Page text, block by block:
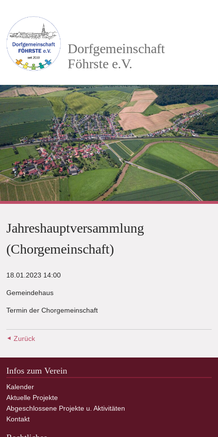
Dorfgemeinschaft
Föhrste e.V.
Jahreshauptversammlung
(Chorgemeinschaft)
18.01.2023 14:00
Gemeindehaus
Termin der Chorgemeinschaft
Zurück
Infos zum Verein
Kalender
Aktuelle Projekte
Abgeschlossene Projekte u. Aktivitäten
Kontakt